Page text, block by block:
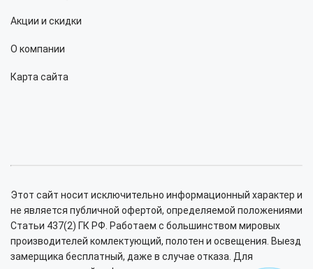
Акции и скидки
О компании
Карта сайта
Этот сайт носит исключительно информационный характер и
не является публичной офертой, определяемой положениями
Статьи 437(2) ГК РФ. Работаем с большинством мировых
производителей комлектующий, полотен и освещения. Выезд
замерщика бесплатный, даже в случае отказа. Для